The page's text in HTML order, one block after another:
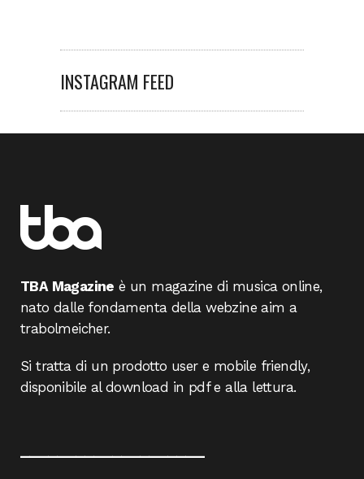
INSTAGRAM FEED
TBA Magazine è un magazine di musica online,
nato dalle fondamenta della webzine aim a
trabolmeicher.
Si tratta di un prodotto user e mobile friendly,
disponibile al download in pdf e alla lettura.